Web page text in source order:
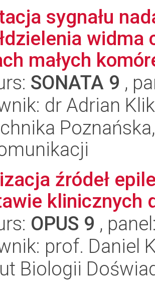
sygnału
małych
SONATA 9 ,
dr Adrian
źródeł
klinicznych
OPUS 9 ,
prof. Daniel
Biologii